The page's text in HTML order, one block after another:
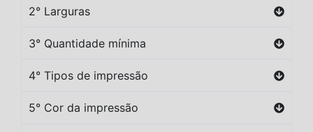
2° Larguras
3° Quantidade mínima
4° Tipos de impressão
5° Cor da impressão